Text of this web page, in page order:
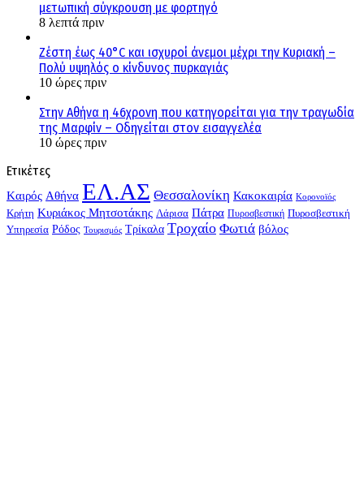
μετωπική σύγκρουση με φορτηγό
8 λεπτά πριν
Ζέστη έως 40°C και ισχυροί άνεμοι μέχρι την Κυριακή –
Πολύ υψηλός ο κίνδυνος πυρκαγιάς
10 ώρες πριν
Στην Αθήνα η 46χρονη που κατηγορείται για την τραγωδία
της Μαρφίν – Οδηγείται στον εισαγγελέα
10 ώρες πριν
Ετικέτες
Kαιρός Αθήνα ΕΛ.ΑΣ Θεσσαλονίκη Κακοκαιρία Κορονοϊός
Κρήτη Κυριάκος Μητσοτάκης Λάρισα Πάτρα Πυροσβεστική Πυροσβεστική
Υπηρεσία Ρόδος Τουρισμός Τρίκαλα Τροχαίο Φωτιά βόλος